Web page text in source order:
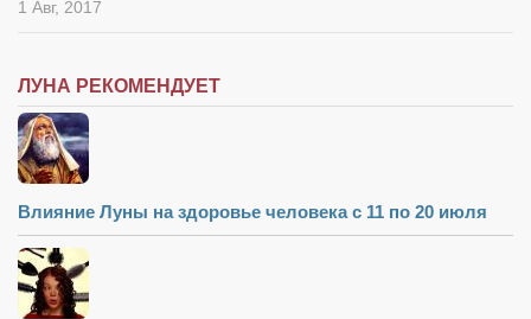
1 Авг, 2017
ЛУНА РЕКОМЕНДУЕТ
Влияние Луны на здоровье человека с 11 по 20 июля